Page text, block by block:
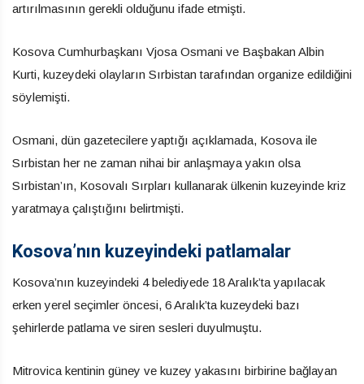
artırılmasının gerekli olduğunu ifade etmişti.
Kosova Cumhurbaşkanı Vjosa Osmani ve Başbakan Albin
Kurti, kuzeydeki olayların Sırbistan tarafından organize edildiğini
söylemişti.
Osmani, dün gazetecilere yaptığı açıklamada, Kosova ile
Sırbistan her ne zaman nihai bir anlaşmaya yakın olsa
Sırbistan’ın, Kosovalı Sırpları kullanarak ülkenin kuzeyinde kriz
yaratmaya çalıştığını belirtmişti.
Kosova’nın kuzeyindeki patlamalar
Kosova’nın kuzeyindeki 4 belediyede 18 Aralık’ta yapılacak
erken yerel seçimler öncesi, 6 Aralık’ta kuzeydeki bazı
şehirlerde patlama ve siren sesleri duyulmuştu.
Mitrovica kentinin güney ve kuzey yakasını birbirine bağlayan